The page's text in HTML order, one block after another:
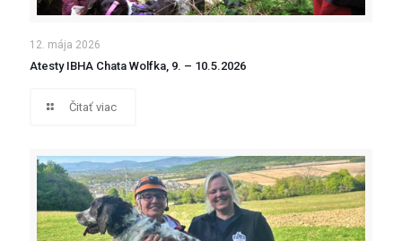
12. mája 2026
Atesty IBHA Chata Wolfka, 9. – 10.5.2026
Čitať viac